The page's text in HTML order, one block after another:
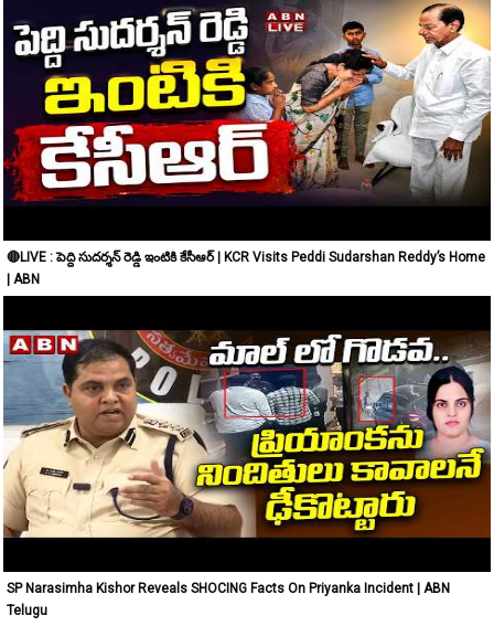
🔴LIVE : పెద్ది సుదర్శన్ రెడ్డి ఇంటికి కేసీఆర్ | KCR Visits Peddi Sudarshan Reddy’s Home
| ABN
SP Narasimha Kishor Reveals SHOCING Facts On Priyanka Incident | ABN
Telugu